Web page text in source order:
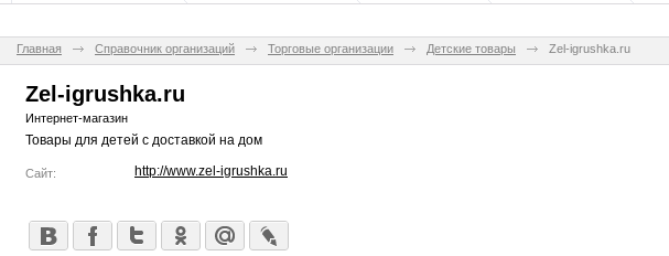
Главная Справочник организаций Торговые организации Детские товары Zel-igrushka.ru
Zel-igrushka.ru
Интернет-магазин
Товары для детей с доставкой на дом
Сайт: http://www.zel-igrushka.ru